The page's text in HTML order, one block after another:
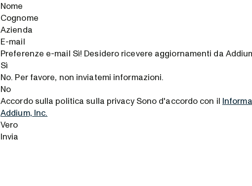
Nome
Cognome
Azienda
E-mail
Preferenze e-mail Sì! Desidero ricevere aggiornamenti da
Sì
No. Per favore, non inviatemi informazioni.
No
Accordo sulla politica sulla privacy Sono d'accordo con il
Addium, Inc.
Vero
Invia